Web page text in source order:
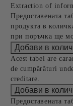
Extraction of
Предоставената
продукта в
при поръчка ще
Acest tabel are
de cumpărături
creditare.
Предоставената